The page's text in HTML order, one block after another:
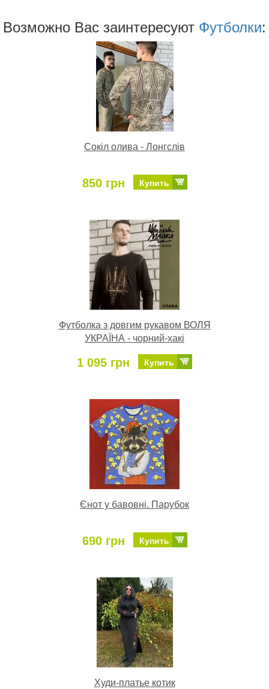
Возможно Ваc заинтересуют Футболки:
Сокіл олива - Лонгслів
850 грн Купить
Футболка з довгим рукавом ВОЛЯ
УКРАЇНА - чорний-хакі
1 095 грн Купить
Єнот у бавовні. Парубок
690 грн Купить
Худи-платье котик